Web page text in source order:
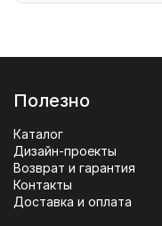
Полезно
Каталог
Дизайн-проекты
Возврат и гарантия
Контакты
Доставка и оплата